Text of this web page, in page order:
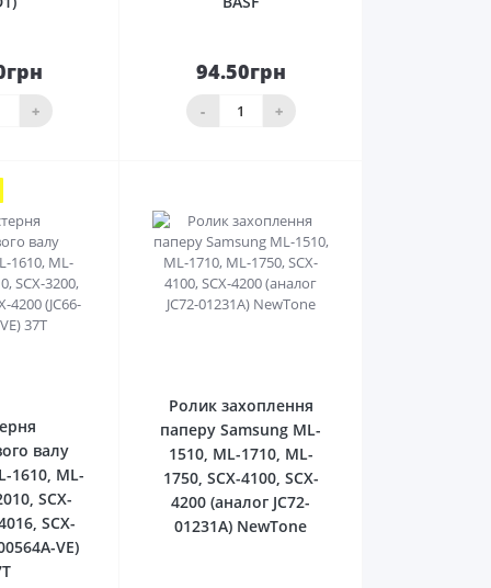
+
94.50грн
- +
кошика
валу
1610, ML-
SCX-
SCX-
VE)
Ролик захоплення
паперу Samsung ML-
1510, ML-1710, ML-
1750, SCX-4100, SCX-
4200 (аналог JC72-
01231A) NewTone